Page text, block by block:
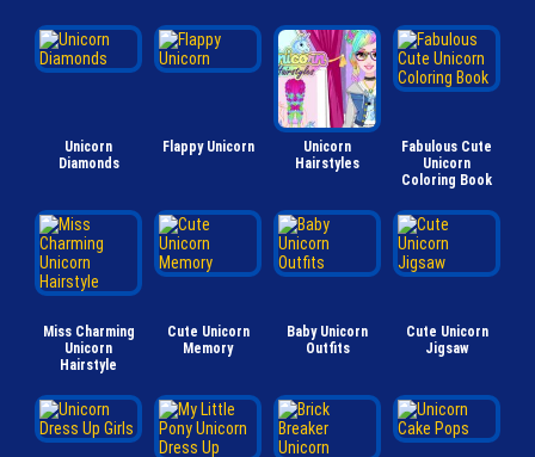
Unicorn
Diamonds
Flappy Unicorn
Unicorn
Hairstyles
Fabulous Cute
Unicorn
Coloring Book
Miss Charming
Unicorn
Hairstyle
Cute Unicorn
Memory
Baby Unicorn
Outfits
Cute Unicorn
Jigsaw